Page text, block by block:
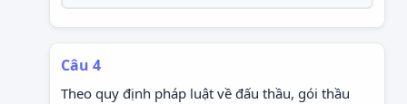
Câu 4
Theo quy định pháp luật về đấu thầu, gói thầu